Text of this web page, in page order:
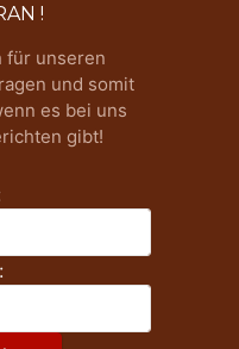
!
für unseren
und somit
es bei uns
gibt!